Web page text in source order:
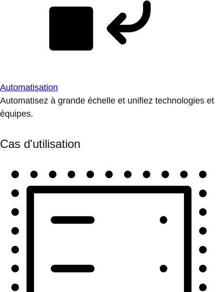
Automatisation
Automatisez à grande échelle et unifiez technologies et
équipes.
Cas d'utilisation